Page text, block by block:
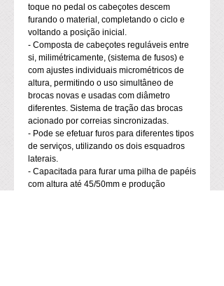
toque no pedal os cabeçotes descem
furando o material, completando o ciclo e
voltando a posição inicial.
- Composta de cabeçotes reguláveis entre
si, milimétricamente, (sistema de fusos) e
com ajustes individuais micrométricos de
altura, permitindo o uso simultâneo de
brocas novas e usadas com diâmetro
diferentes. Sistema de tração das brocas
acionado por correias sincronizadas.
- Pode se efetuar furos para diferentes tipos
de serviços, utilizando os dois esquadros
laterais.
- Capacitada para furar uma pilha de papéis
com altura até 45/50mm e produção